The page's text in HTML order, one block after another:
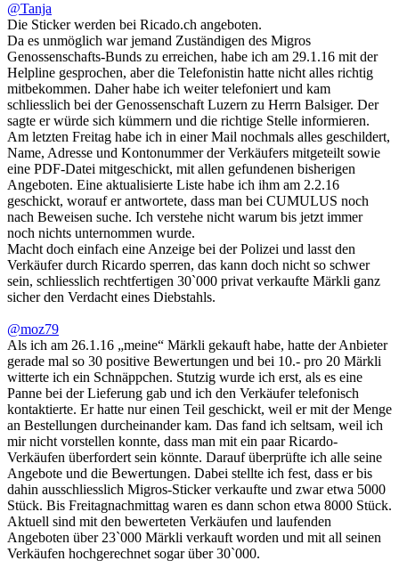
@Tanja
Die Sticker werden bei Ricado.ch angeboten.
Da es unmöglich war jemand Zuständigen des Migros
Genossenschafts-Bunds zu erreichen, habe ich am 29.1.16 mit der
Helpline gesprochen, aber die Telefonistin hatte nicht alles richtig
mitbekommen. Daher habe ich weiter telefoniert und kam
schliesslich bei der Genossenschaft Luzern zu Herrn Balsiger. Der
sagte er würde sich kümmern und die richtige Stelle informieren.
Am letzten Freitag habe ich in einer Mail nochmals alles geschildert,
Name, Adresse und Kontonummer der Verkäufers mitgeteilt sowie
eine PDF-Datei mitgeschickt, mit allen gefundenen bisherigen
Angeboten. Eine aktualisierte Liste habe ich ihm am 2.2.16
geschickt, worauf er antwortete, dass man bei CUMULUS noch
nach Beweisen suche. Ich verstehe nicht warum bis jetzt immer
noch nichts unternommen wurde.
Macht doch einfach eine Anzeige bei der Polizei und lasst den
Verkäufer durch Ricardo sperren, das kann doch nicht so schwer
sein, schliesslich rechtfertigen 30`000 privat verkaufte Märkli ganz
sicher den Verdacht eines Diebstahls.
@moz79
Als ich am 26.1.16 „meine“ Märkli gekauft habe, hatte der Anbieter
gerade mal so 30 positive Bewertungen und bei 10.- pro 20 Märkli
witterte ich ein Schnäppchen. Stutzig wurde ich erst, als es eine
Panne bei der Lieferung gab und ich den Verkäufer telefonisch
kontaktierte. Er hatte nur einen Teil geschickt, weil er mit der Menge
an Bestellungen durcheinander kam. Das fand ich seltsam, weil ich
mir nicht vorstellen konnte, dass man mit ein paar Ricardo-
Verkäufen überfordert sein könnte. Darauf überprüfte ich alle seine
Angebote und die Bewertungen. Dabei stellte ich fest, dass er bis
dahin ausschliesslich Migros-Sticker verkaufte und zwar etwa 5000
Stück. Bis Freitagnachmittag waren es dann schon etwa 8000 Stück.
Aktuell sind mit den bewerteten Verkäufen und laufenden
Angeboten über 23`000 Märkli verkauft worden und mit all seinen
Verkäufen hochgerechnet sogar über 30`000.